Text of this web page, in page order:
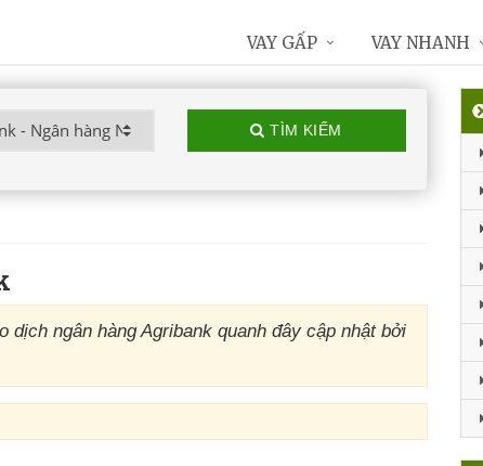
TÌM KIẾM
dịch ngân hàng Agribank quanh đây cập nhật bởi
VAY GẤP VAY NHANH